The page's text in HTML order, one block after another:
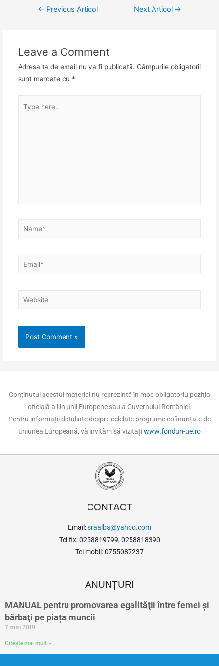
← Previous Articol Next Articol →
Leave a Comment
Adresa ta de email nu va fi publicată. Câmpurile obligatorii
sunt marcate cu *
Conţinutul acestui material nu reprezintă în mod obligatoriu poziţia
oficială a Uniunii Europene sau a Guvernului României.
Pentru informații detaliate despre celelate programe cofinanțate de
Uniunea Europeană, vă invităm să vizitațiwww.fonduri-ue.ro
CONTACT
Email:sraalba@yahoo.com
Tel fix: 0258819799, 0258818390
Tel mobil: 0755087237
ANUNȚURI
MANUAL pentru promovarea egalităţii între femei şi
bărbaţi pe piața muncii
7 mai 2019
Citește mai mult »